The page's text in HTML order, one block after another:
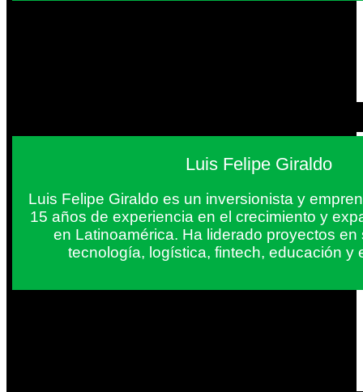
Luis Felipe Giraldo
Luis Felipe Giraldo es un inversionista y
15 años de experiencia en el crecimiento y
en Latinoamérica. Ha liderado proyectos en
tecnología, logística, fintech, educación y